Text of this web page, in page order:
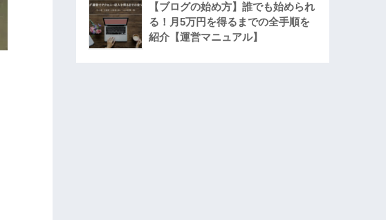
【ブログの始め方】誰でも始められ
る！月5万円を得るまでの全手順を
紹介【運営マニュアル】